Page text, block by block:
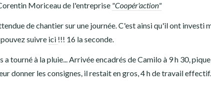
Moriceau de l'entreprise "Coopér'action"
de chantier sur une journée. C'est ainsi qu'il ont investi
suivre ici !!! 16 la seconde.
tourné à la pluie... Arrivée encadrés de Camilo à 9 h 30,
donner les consignes, il restait en gros, 4 h de travail effectif.